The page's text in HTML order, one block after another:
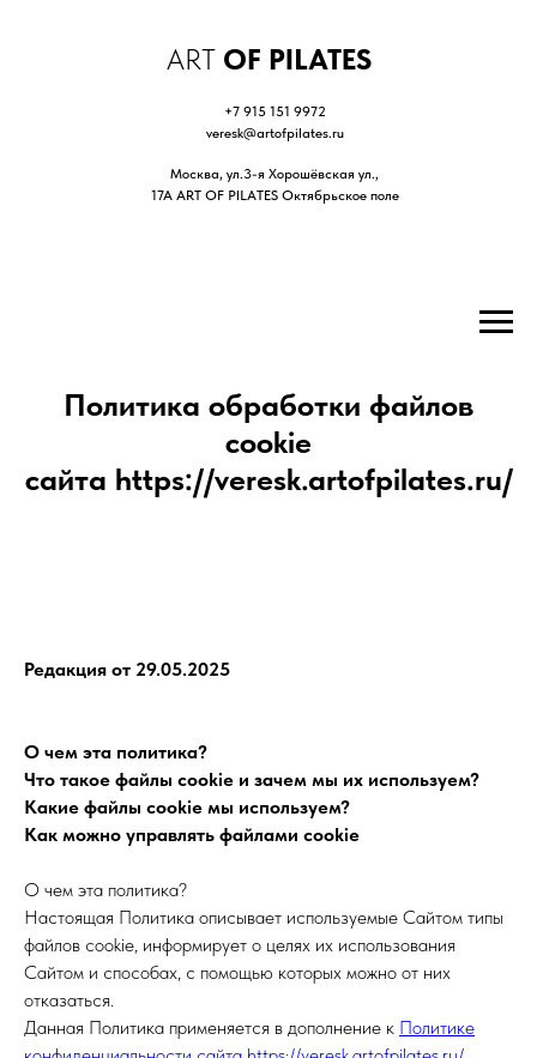
ART OF PILATES
+7 915 151 9972
veresk@artofpilates.ru
Москва, ул.3-я Хорошёвская ул.,
17А ART OF PILATES Октябрьское поле
Политика обработки файлов
cookie
сайта https://veresk.artofpilates.ru/
Редакция от 29.05.2025
О чем эта политика?
Что такое файлы cookie и зачем мы их используем?
Какие файлы cookie мы используем?
Как можно управлять файлами cookie
О чем эта политика?
Настоящая Политика описывает используемые Сайтом типы
файлов cookie, информирует о целях их использования
Сайтом и способах, с помощью которых можно от них
отказаться.
Данная Политика применяется в дополнение к Политике